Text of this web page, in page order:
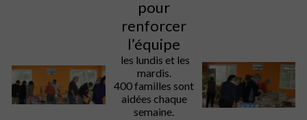
pour
renforcer
l’équipe
les lundis et les
mardis.
400 familles sont
aidées chaque
semaine.